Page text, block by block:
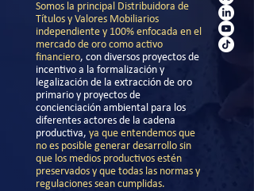
Somos la principal Distribuidora de
Títulos y Valores Mobiliarios
independiente y 100% enfocada en el
mercado de oro como activo
financiero, con diversos proyectos de
incentivo a la formalización y
legalización de la extracción de oro
primario y proyectos de
concienciación ambiental para los
diferentes actores de la cadena
productiva, ya que entendemos que
no es posible generar desarrollo sin
que los medios productivos estén
preservados y que todas las normas y
regulaciones sean cumplidas.